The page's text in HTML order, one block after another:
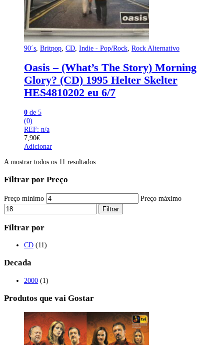
90´s Britpop CD Indie - Pop/Rock Rock Alternativo
Oasis – (What’s The Story) Morning
Glory? (CD) 1995 Helter Skelter
HES4810202 eu 6/7
0 de 5
(0)
REF: n/a
7,90€
Adicionar
A mostrar todos os 11 resultados
Filtrar por Preço
Preço mínimo Preço máximo
Filtrar
Filtrar por
CD (11)
Decada
2000 (1)
Produtos que vai Gostar